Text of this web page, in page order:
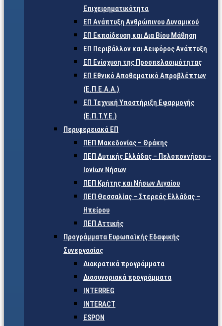
Επιχειρηματικότητα
ΕΠ Ανάπτυξη Ανθρώπινου Δυναμικού
ΕΠ Εκπαίδευση και Δια Βίου Μάθηση
ΕΠ Περιβάλλον και Αειφόρος Ανάπτυξη
ΕΠ Ενίσχυση της Προσπελασιμότητας
ΕΠ Εθνικό Αποθεματικό Απροβλέπτων
(Ε.Π.Ε.Α.Α.)
ΕΠ Τεχνική Υποστήριξη Εφαρμογής
(Ε.Π.Τ.Υ.Ε.)
Περιφερειακά ΕΠ
ΠΕΠ Μακεδονίας – Θράκης
ΠΕΠ Δυτικής Ελλάδας – Πελοποννήσου –
Ιονίων Νήσων
ΠΕΠ Κρήτης και Νήσων Αιγαίου
ΠΕΠ Θεσσαλίας – Στερεάς Ελλάδας –
Ηπείρου
ΠΕΠ Αττικής
Προγράμματα Ευρωπαϊκής Εδαφικής
Συνεργασίας
Διακρατικά προγράμματα
Διασυνοριακά προγράμματα
INTERREG
INTERACT
ESPON